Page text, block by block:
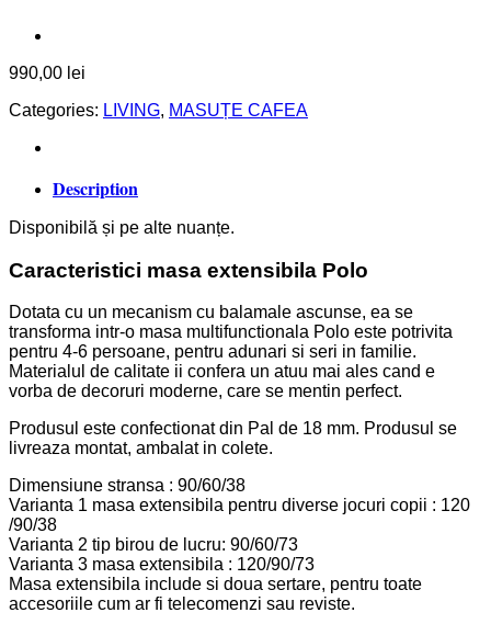
990,00 lei
Categories: LIVING, MASUȚE CAFEA
Description
Disponibilă și pe alte nuanțe.
Caracteristici masa extensibila Polo
Dotata cu un mecanism cu balamale ascunse, ea se
transforma intr-o masa multifunctionala Polo este potrivita
pentru 4-6 persoane, pentru adunari si seri in familie.
Materialul de calitate ii confera un atuu mai ales cand e
vorba de decoruri moderne, care se mentin perfect.
Produsul este confectionat din Pal de 18 mm. Produsul se
livreaza montat, ambalat in colete.
Dimensiune stransa : 90/60/38
Varianta 1 masa extensibila pentru diverse jocuri copii : 120
/90/38
Varianta 2 tip birou de lucru: 90/60/73
Varianta 3 masa extensibila : 120/90/73
Masa extensibila include si doua sertare, pentru toate
accesoriile cum ar fi telecomenzi sau reviste.